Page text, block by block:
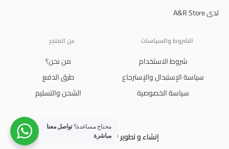
لدى A&R Store
الشروط والسياسات
شروط الاستخدام
سياسة الإستبدال والإسترجاع
سياسة الخصوصية
عن المتجر
من نحن؟
طرق الدفع
الشحن والتسليم
إنشاء و تطوير © 2024 Ali Jboor
محتاج مساعدة؟تواصل معنا
مباشرة